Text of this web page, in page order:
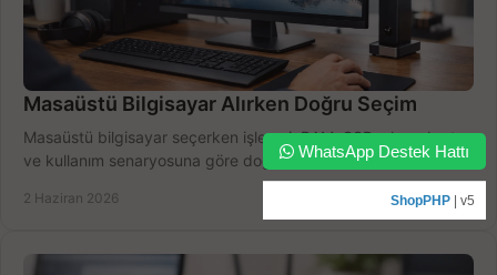
Masaüstü Bilgisayar Alırken Doğru Seçim
Masaüstü bilgisayar seçerken işlemci, RAM, SSD, ekran kartı
ve kullanım senaryosuna göre doğru modeli bulun, bütçenizi
2 Haziran 2026
WhatsApp Destek Hattı
ShopPHP | v5